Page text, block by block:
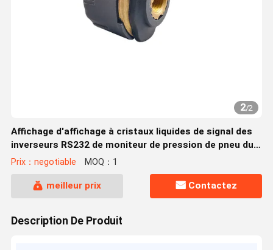
2/2
Affichage d'affichage à cristaux liquides de signal des
inverseurs RS232 de moniteur de pression de pneu du
camion TPMS Digital
Prix：negotiable MOQ：1
meilleur prix Contactez
Description De Produit